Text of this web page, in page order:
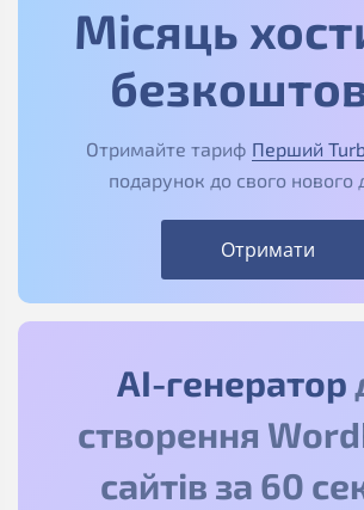
Місяць
Отримайте тариф Перший
подарунок до свого нового
Отримати
АІ-генератор
створення
сайтів за 60